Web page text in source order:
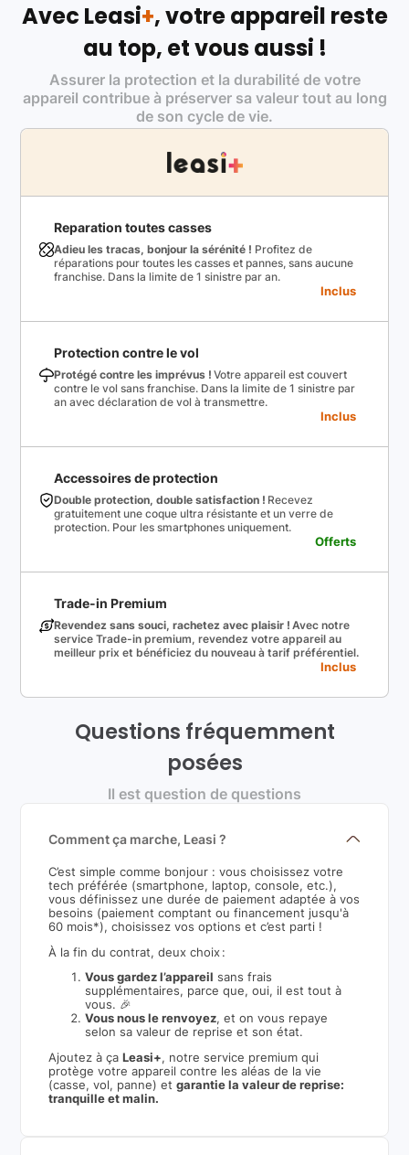
Avec Leasi+, votre appareil reste
au top, et vous aussi !
Assurer la protection et la durabilité de votre
appareil contribue à préserver sa valeur tout au long
de son cycle de vie.
Reparation toutes casses
Adieu les tracas, bonjour la sérénité ! Profitez de
réparations pour toutes les casses et pannes, sans aucune
franchise. Dans la limite de 1 sinistre par an.
Inclus
Protection contre le vol
Protégé contre les imprévus ! Votre appareil est couvert
contre le vol sans franchise. Dans la limite de 1 sinistre par
an avec déclaration de vol à transmettre.
Inclus
Accessoires de protection
Double protection, double satisfaction ! Recevez
gratuitement une coque ultra résistante et un verre de
protection. Pour les smartphones uniquement.
Offerts
Trade-in Premium
Revendez sans souci, rachetez avec plaisir ! Avec notre
service Trade-in premium, revendez votre appareil au
meilleur prix et bénéficiez du nouveau à tarif préférentiel.
Inclus
Questions fréquemment
posées
Il est question de questions
Comment ça marche, Leasi ?
C’est simple comme bonjour : vous choisissez votre
tech préférée (smartphone, laptop, console, etc.),
vous définissez une durée de paiement adaptée à vos
besoins (paiement comptant ou financement jusqu'à
60 mois*), choisissez vos options et c’est parti !
À la fin du contrat, deux choix :
Vous gardez l’appareil sans frais
supplémentaires, parce que, oui, il est tout à
vous. 🎉
Vous nous le renvoyez, et on vous repaye
selon sa valeur de reprise et son état.
Ajoutez à ça Leasi+, notre service premium qui
protège votre appareil contre les aléas de la vie
(casse, vol, panne) etgarantie la valeur de reprise:
tranquille et malin.